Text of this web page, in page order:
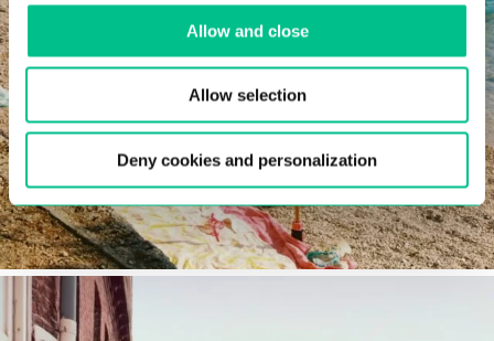
Allow and close
Allow selection
Deny cookies and personalization